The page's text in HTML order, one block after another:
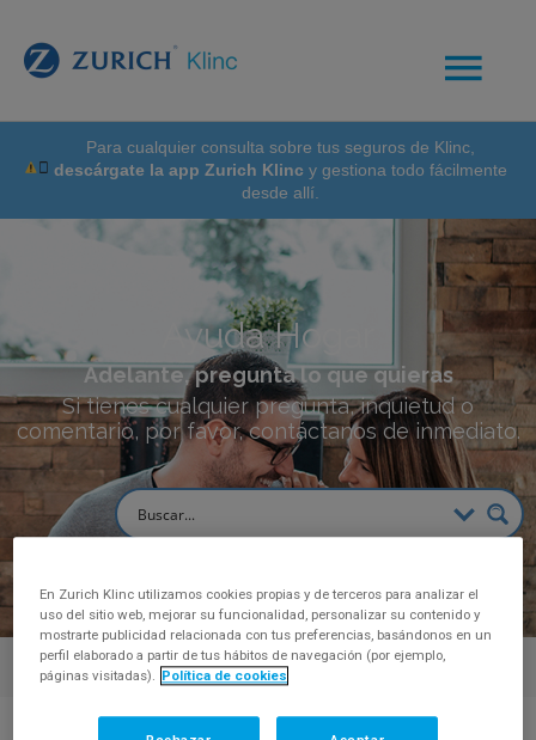
Para cualquier consulta sobre tus seguros de Klinc,
descárgate la app Zurich Klinc y gestiona todo fácilmente
desde allí.
Ayuda Hogar
Adelante, pregunta lo que quieras
Si tienes cualquier pregunta, inquietud o
comentario, por favor, contáctanos de inmediato.
Centro de Ayuda >Tengo mi vivienda asegurada con Zurich
En Zurich Klinc utilizamos cookies propias y de terceros para analizar el
uso del sitio web, mejorar su funcionalidad, personalizar su contenido y
mostrarte publicidad relacionada con tus preferencias, basándonos en un
perfil elaborado a partir de tus hábitos de navegación (por ejemplo,
páginas visitadas). Política de cookies